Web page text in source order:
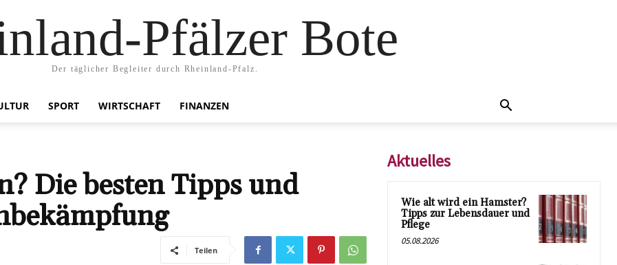
Pfälzer Bote
Der täglicher Begleiter durch Rheinland-Pfalz.
SPORT WIRTSCHAFT FINANZEN
Die besten Tipps und
Teilen
Aktuelles
Wie alt wird ein Hamster?
Tipps zur Lebensdauer und
Pflege
05.08.2026